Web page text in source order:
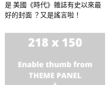
是 美國《時代》雜誌有史以來最
好的封面 ？又是謠言啦！